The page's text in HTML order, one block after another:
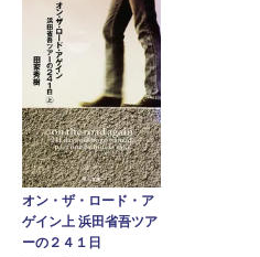
オン・ザ・ロード・ア
ゲイン上 浜田省吾ツア
ーの２４１日